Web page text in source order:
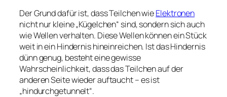
Der Grund dafür ist, dass Teilchen wieElektronen
nicht nur kleine „Kügelchen“ sind, sondern sich auch
wie Wellen verhalten. Diese Wellen können ein Stück
weit in ein Hindernis hineinreichen. Ist das Hindernis
dünn genug, besteht eine gewisse
Wahrscheinlichkeit, dass das Teilchen auf der
anderen Seite wieder auftaucht – es ist
„hindurchgetunnelt“.